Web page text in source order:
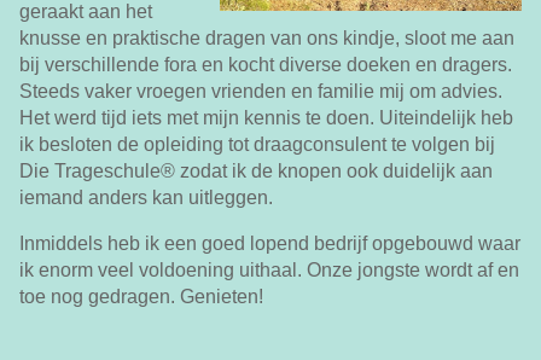
geraakt aan het
knusse en praktische dragen van ons kindje, sloot me aan
bij verschillende fora en kocht diverse doeken en dragers.
Steeds vaker vroegen vrienden en familie mij om advies.
Het werd tijd iets met mijn kennis te doen. Uiteindelijk heb
ik besloten de opleiding tot draagconsulent te volgen bij
Die Trageschule® zodat ik de knopen ook duidelijk aan
iemand anders kan uitleggen.
Inmiddels heb ik een goed lopend bedrijf opgebouwd waar
ik enorm veel voldoening uithaal. Onze jongste wordt af en
toe nog gedragen. Genieten!